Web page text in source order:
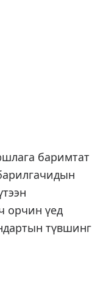
баримтат
орчин үед
түвшинг